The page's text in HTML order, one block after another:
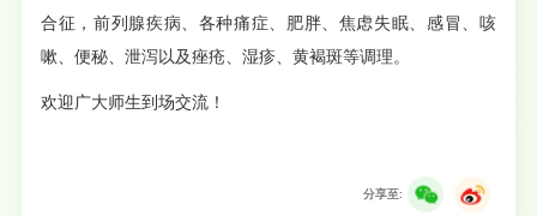
合征，前列腺疾病、各种痛症、肥胖、焦虑失眠、感冒、咳
嗽、便秘、泄泻以及痤疮、湿疹、黄褐斑等调理。
欢迎广大师生到场交流！
分享至: